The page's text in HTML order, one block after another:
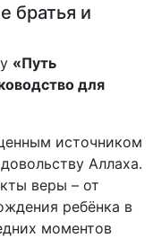
братья и
«Путь
для
источником
Аллаха.
веры – от
ребёнка в
моментов